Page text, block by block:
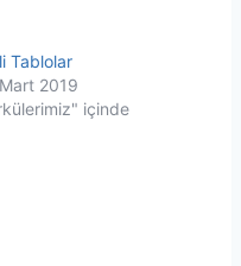
Tablolar
2019
içinde